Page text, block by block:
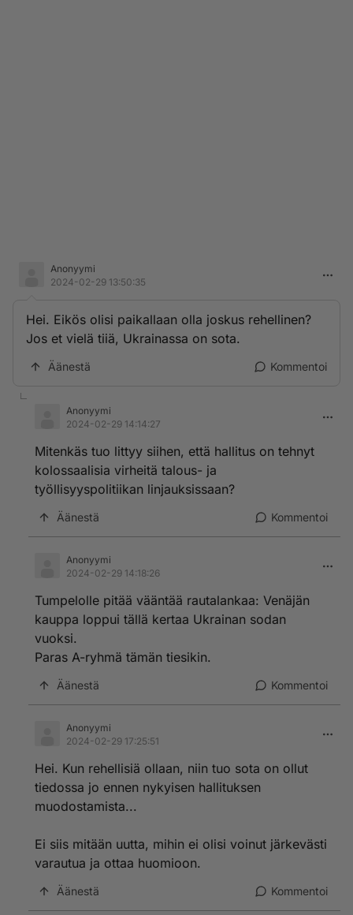
Anonyymi
2024-02-29 13:50:35
Hei. Eikös olisi paikallaan olla joskus rehellinen?
Jos et vielä tiiä, Ukrainassa on sota.
Äänestä Kommentoi
Anonyymi
2024-02-29 14:14:27
Mitenkäs tuo littyy siihen, että hallitus on tehnyt
kolossaalisia virheitä talous- ja
työllisyyspolitiikan linjauksissaan?
Äänestä Kommentoi
Anonyymi
2024-02-29 14:18:26
Tumpelolle pitää vääntää rautalankaa: Venäjän
kauppa loppui tällä kertaa Ukrainan sodan
vuoksi.
Paras A-ryhmä tämän tiesikin.
Äänestä Kommentoi
Anonyymi
2024-02-29 17:25:51
Hei. Kun rehellisiä ollaan, niin tuo sota on ollut
tiedossa jo ennen nykyisen hallituksen
muodostamista...
Ei siis mitään uutta, mihin ei olisi voinut järkevästi
varautua ja ottaa huomioon.
Äänestä Kommentoi